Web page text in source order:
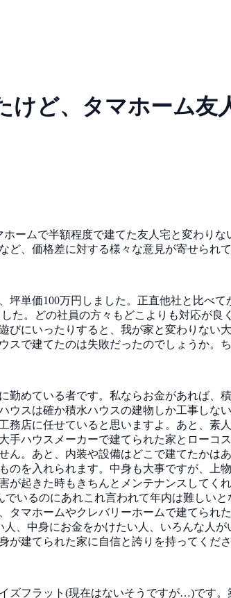
けど、タマホーム
ームで半額程度で建てた友人宅と変わり
、価格差に対する様々な意見が寄せられて
坪単価100万円しました。正直他社と比べ
た。どの社員の方々もどこよりも対応が
びにいったりすると、我が家と変わりな
で建てたのは失敗だったのでしょうか。
勤めている者です。私ならお金があれば
スは確か積水ハウスの建物しか工事し
務店に任せていると思いますよ。あと、
手ハウスメーカーで建てられた家とロー
ん。あと、内装や設備はどこで建てたか
のを入れられます。中身も大事ですが、
起きた時もきちんとメンテナンスしてく
いるのにあれこれ言われて年内は難しい
タマホームやクレバリーホームで建てら
、中身にお金をかけたい人、いろんな人
が建てられた家に自信と誇りを持ってくだ
ズフラット(現在はないそうですが…)です